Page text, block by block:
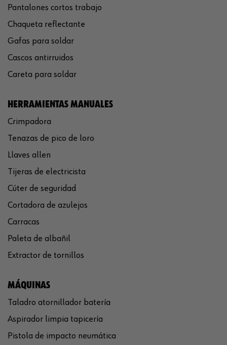
Pantalones cortos trabajo
Chaqueta reflectante
Gafas para soldar
Cascos antirruidos
Careta para soldar
HERRAMIENTAS MANUALES
Crimpadora
Tenazas de pico de loro
Llaves allen
Tijeras de electricista
Cúter de seguridad
Cortadora de azulejos
Carracas
Paleta de albañil
Extractor de tornillos
MÁQUINAS
Taladro atornillador batería
Aspirador limpia tapicería
Pistola de impacto neumática